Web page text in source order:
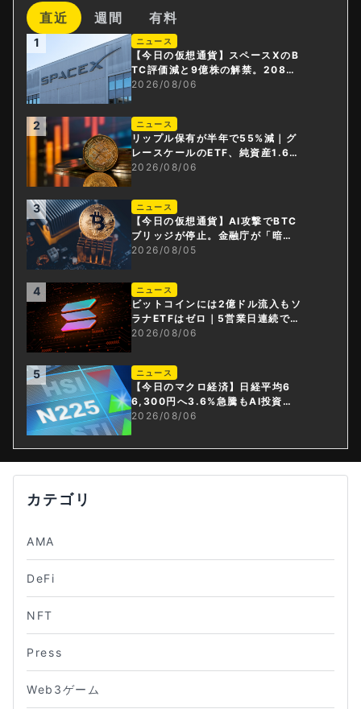
直近 週間 有料
1 ニュース
【今日の仮想通貨】スペースXのB
TC評価減と9億株の解禁。208億
円相当のBTCが盗難
2026/08/06
2 ニュース
リップル保有が半年で55%減｜グ
レースケールのETF、純資産1.6億
ドル減
2026/08/06
3 ニュース
【今日の仮想通貨】AI攻撃でBTC
ブリッジが停止。金融庁が「暗号
資産・ステーブルコイン課」新設
2026/08/05
4 ニュース
ビットコインには2億ドル流入もソ
ラナETFはゼロ｜5営業日連続で停
止
2026/08/06
5 ニュース
【今日のマクロ経済】日経平均6
6,300円へ3.6%急騰もAI投資回
収懸念が再燃
2026/08/06
カテゴリ
AMA
DeFi
NFT
Press
Web3ゲーム